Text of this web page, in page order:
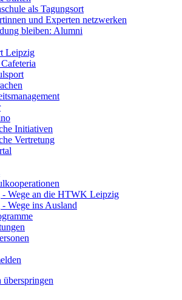
als Tagungsort
und Experten netzwerken
bleiben: Alumni
Leipzig
Initiativen
Vertretung
- Wege an die HTWK Leipzig
Wege ins Ausland